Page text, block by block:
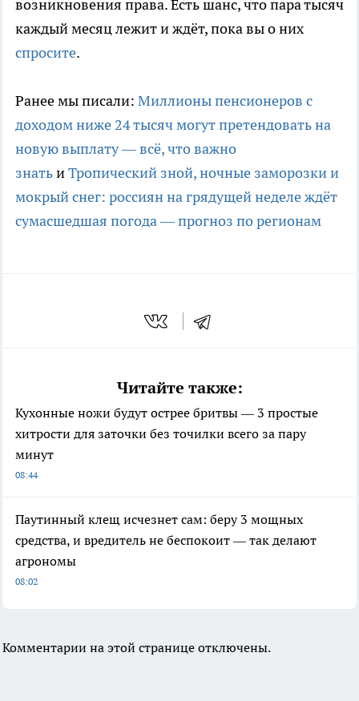
возникновения права. Есть шанс, что пара тысяч
каждый месяц лежит и ждёт, пока вы о них
спросите.
Ранее мы писали: Миллионы пенсионеров с
доходом ниже 24 тысяч могут претендовать на
новую выплату — всё, что важно
знатьиТропический зной, ночные заморозки и
мокрый снег: россиян на грядущей неделе ждёт
сумасшедшая погода — прогноз по регионам
Читайте также:
Кухонные ножи будут острее бритвы — 3 простые
хитрости для заточки без точилки всего за пару
минут
08:44
Паутинный клещ исчезнет сам: беру 3 мощных
средства, и вредитель не беспокоит — так делают
агрономы
08:02
Комментарии на этой странице отключены.